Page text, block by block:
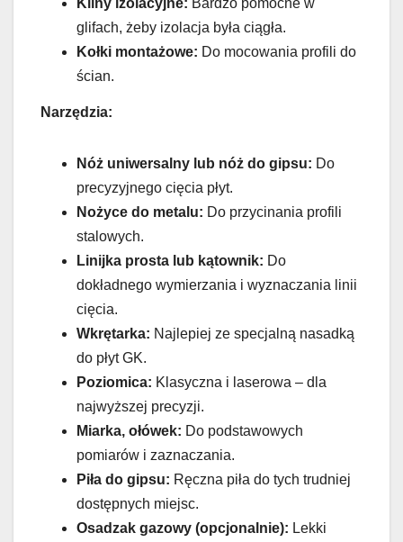
glifach, żeby izolacja była ciągła.
Kołki montażowe: Do mocowania profili do
ścian.
Narzędzia:
Nóż uniwersalny lub nóż do gipsu: Do
precyzyjnego cięcia płyt.
Nożyce do metalu: Do przycinania profili
stalowych.
Linijka prosta lub kątownik: Do
dokładnego wymierzania i wyznaczania linii
cięcia.
Wkrętarka: Najlepiej ze specjalną nasadką
do płyt GK.
Poziomica: Klasyczna i laserowa – dla
najwyższej precyzji.
Miarka, ołówek: Do podstawowych
pomiarów i zaznaczania.
Piła do gipsu: Ręczna piła do tych trudniej
dostępnych miejsc.
Osadzak gazowy (opcjonalnie): Lekki